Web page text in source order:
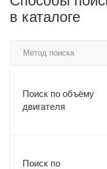
в каталоге
Метод поиска
Поиск по объёму
двигателя
Поиск по